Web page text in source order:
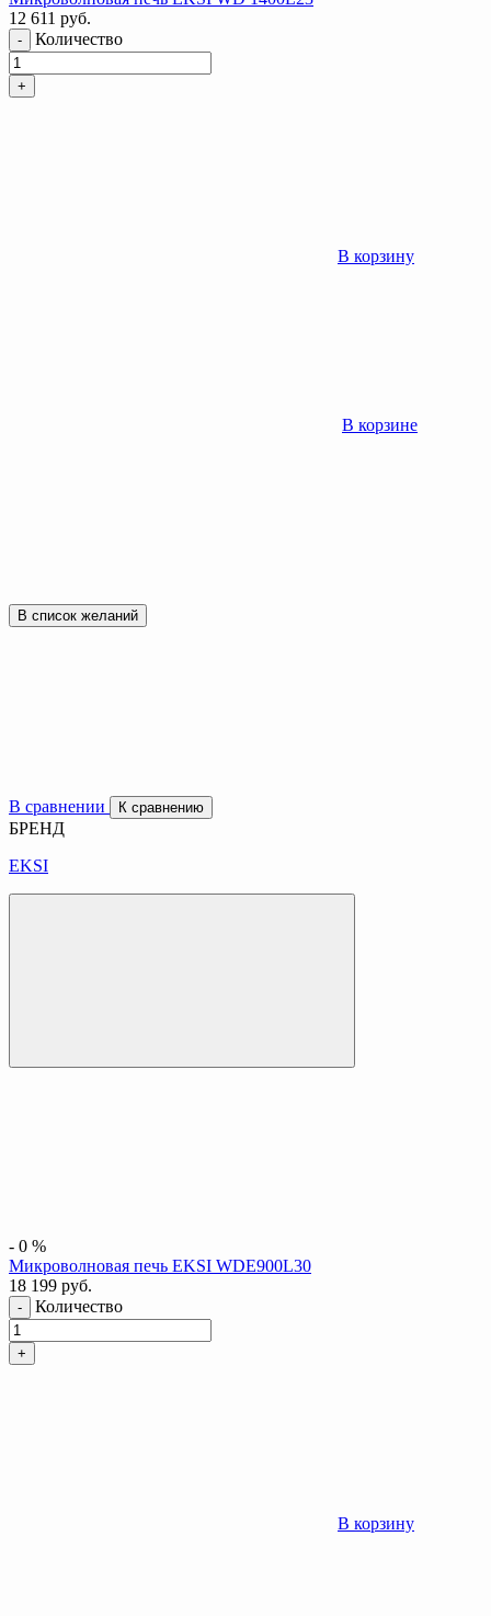
12 611 руб.
- Количество
+
В корзину
В корзине
В список желаний
В сравнении К сравнению
БРЕНД
EKSI
- 0 %
Микроволновая печь EKSI WDE900L30
18 199 руб.
- Количество
+
В корзину